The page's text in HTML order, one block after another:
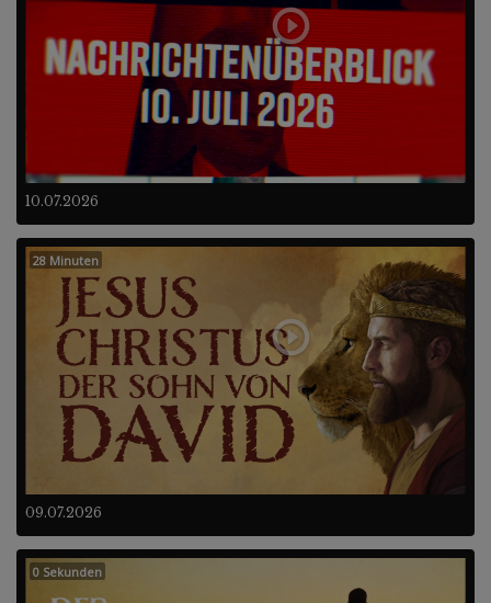
10.07.2026
09.07.2026
28 Minuten
0 Sekunden